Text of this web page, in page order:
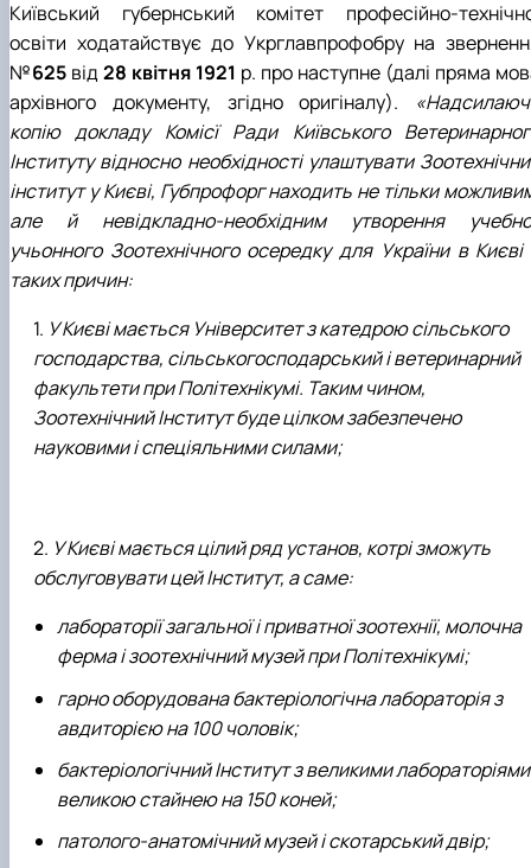
Київський губернський комітет професійно-
освіти ходатайствує до Укрглавпрофобру на
№625 від28 квітня 1921 р. про наступне (далі пряма
архівного документу, згідно оригіналу).
копію докладу Комісї Ради Київського
Інституту відносно необхідності улаштувати
інститут у Києві, Губпрофорг находить не тільки
але й невідкладно-необхідним утворення
учьонного Зоотехнічного осередку для України в Києві
таких причин:
У Києві мається Університет з катедрою сільського
господарства, сільськогосподарський і ветеринарний
факультети при Політехнікумі. Таким чином,
Зоотехнічний Інститут буде цілком забезпечено
науковими і спеціяльними силами;
У Києві мається цілий ряд установ, котрі зможуть
обслуговувати цей Інститут, а саме:
лабораторії загальної і приватної зоотехнії, молочна
ферма і зоотехнічний музей при Політехнікумі;
гарно оборудована бактеріологічна лабораторія з
авдиторією на 100 чоловік;
бактеріологічний Інститут з великими лабораторіями
великою стайнею на 150 коней;
патолого-анатомічний музей і скотарський двір;